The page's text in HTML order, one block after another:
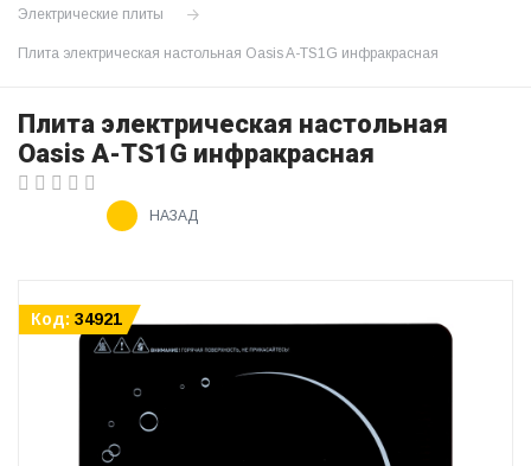
Электрические плиты
Плита электрическая настольная Oasis A-TS1G инфракрасная
Плита электрическая настольная
Oasis A-TS1G инфракрасная
НАЗАД
Код: 34921